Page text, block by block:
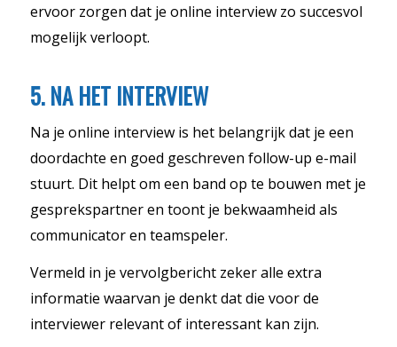
ervoor zorgen dat je online interview zo succesvol
mogelijk verloopt.
5. NA HET INTERVIEW
Na je online interview is het belangrijk dat je een
doordachte en goed geschreven follow-up e-mail
stuurt. Dit helpt om een band op te bouwen met je
gesprekspartner en toont je bekwaamheid als
communicator en teamspeler.
Vermeld in je vervolgbericht zeker alle extra
informatie waarvan je denkt dat die voor de
interviewer relevant of interessant kan zijn.